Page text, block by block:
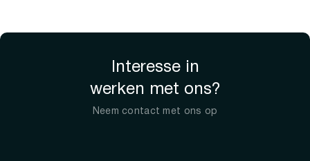
Interesse in
werken met ons?
Neem contact met ons op